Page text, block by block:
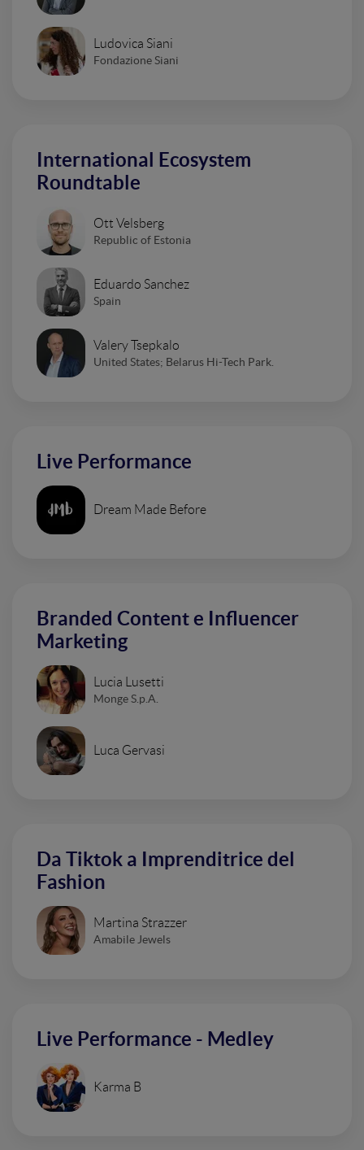
Ludovica Siani
Fondazione Siani
International Ecosystem
Roundtable
Ott Velsberg
Republic of Estonia
Eduardo Sanchez
Spain
Valery Tsepkalo
United States; Belarus Hi-Tech Park.
Live Performance
Dream Made Before
Branded Content e Influencer
Marketing
Lucia Lusetti
Monge S.p.A.
Luca Gervasi
Da Tiktok a Imprenditrice del
Fashion
Martina Strazzer
Amabile Jewels
Live Performance - Medley
Karma B